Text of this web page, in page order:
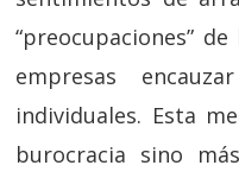
“preocupaciones”
empresas
individuales. Esta
burocracia sino